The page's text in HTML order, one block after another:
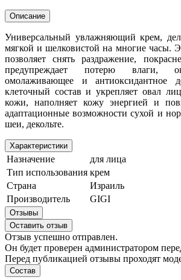
Описание
Универсальный увлажняющий крем,
мягкой и шелковистой на многие часы.
позволяет снять раздражение,
предупреждает потерю влаги,
омолаживающее и антиоксидантное
клеточный состав и укрепляет овал
кожи, наполняет кожу энергией и
адаптационные возможности сухой и
шеи, декольте.
Характеристики
Назначение
для лица
Тип использования крем
Страна
Израиль
Производитель
GIGI
Отзывы
Оставить отзыв
Отзыв успешно отправлен.
Он будет проверен администратором
Перед публикацией отзывы проходят
Состав